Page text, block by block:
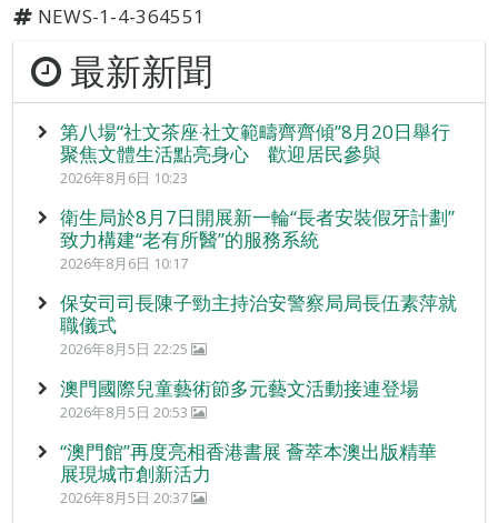
NEWS-1-4-364551
最新新聞
第八場“社文茶座‧社文範疇齊齊傾”8月20日舉行
聚焦文體生活點亮身心 歡迎居民參與
2026年8月6日 10:23
衛生局於8月7日開展新一輪“長者安裝假牙計劃”
致力構建“老有所醫”的服務系統
2026年8月6日 10:17
保安司司長陳子勁主持治安警察局局長伍素萍就
職儀式
2026年8月5日 22:25
澳門國際兒童藝術節多元藝文活動接連登場
2026年8月5日 20:53
“澳門館”再度亮相香港書展 薈萃本澳出版精華
展現城市創新活力
2026年8月5日 20:37